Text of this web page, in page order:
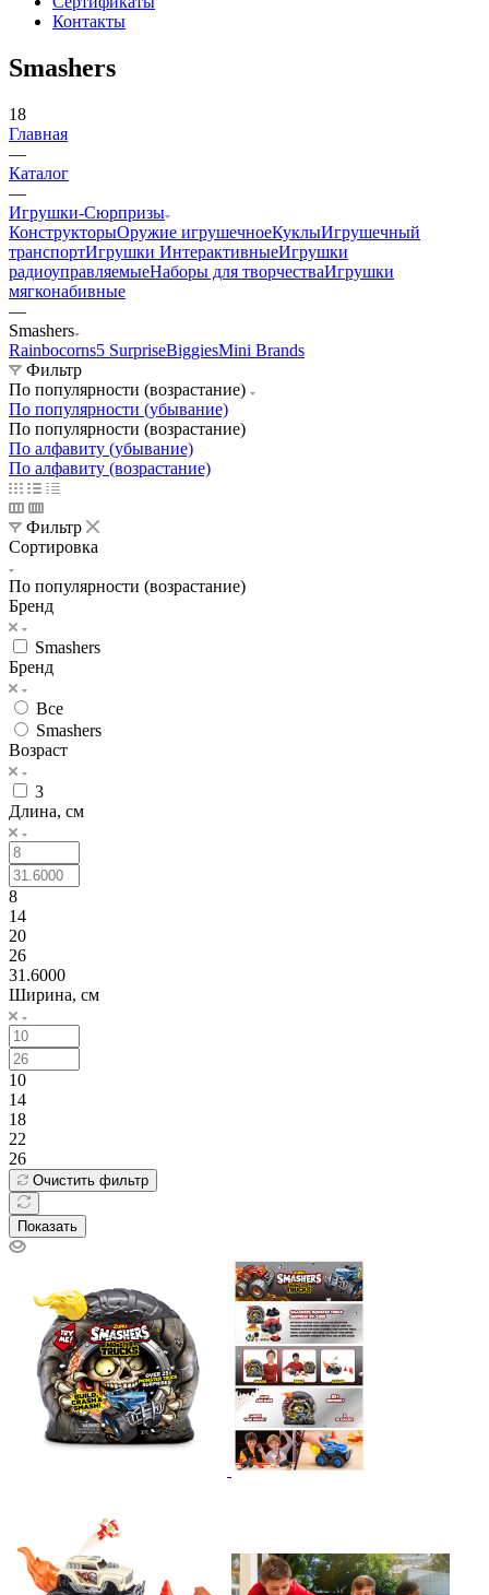
Контакты
Smashers
18
Главная
—
Каталог
—
Игрушки-Сюрпризы
КонструкторыОружие игрушечноеКуклыИгрушечный
транспортИгрушки ИнтерактивныеИгрушки
радиоуправляемыеНаборы для творчестваИгрушки
мягконабивные
—
Smashers
Rainbocorns5 SurpriseBiggiesMini Brands
Фильтр
По популярности (возрастание)
По популярности (убывание)
По популярности (возрастание)
По алфавиту (убывание)
По алфавиту (возрастание)
Фильтр
Сортировка
По популярности (возрастание)
Бренд
Smashers
Бренд
Все
Smashers
Возраст
3
Длина, см
8
14
20
26
31.6000
Ширина, см
10
14
18
22
26
Очистить фильтр
Показать